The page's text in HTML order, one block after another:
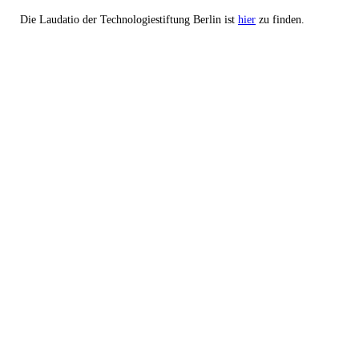
Die Laudatio der Technologiestiftung Berlin ist hier zu finden.